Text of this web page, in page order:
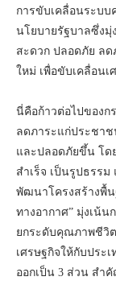
การขับเคลื่อนระบ
นโยบายรัฐบาลซึ่งมุ่
สะดวก ปลอดภัย ล
ใหม่ เพื่อขับเคลื่อน
นี่คือก้าวต่อไปของ
ลดภาระแก่ประชา
และปลอดภัยขึ้น โด
สำเร็จ เป็นรูปธรร
พัฒนาโครงสร้างพื้น
ทางอากาศ” มุ่งเน้น
ยกระดับคุณภาพชีวิ
เศรษฐกิจให้กับประ
ออกเป็น 3 ส่วน สำ